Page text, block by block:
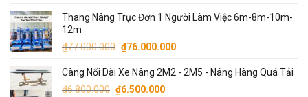
Thang Nâng Trục Đơn 1 Người Làm Việc 6m-8m-10m-
12m
₫77.000.000 Giá
là:
₫77.000.000.
₫76.000.000Giá
tại
Càng Nối Dài Xe Nâng 2M2 - 2M5 - Nâng Hàng Quá Tải
₫6.800.000 Giá
₫6.500.000Giá